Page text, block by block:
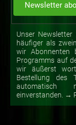
Unser
häufiger als
wir Abonnenten
Programms auf
wir äußerst
Bestellung des
automatisch
einverstanden. →